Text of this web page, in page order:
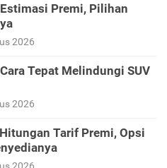
Premi, Pilihan
2026
Tepat Melindungi SUV
2026
Tarif Premi, Opsi
2026